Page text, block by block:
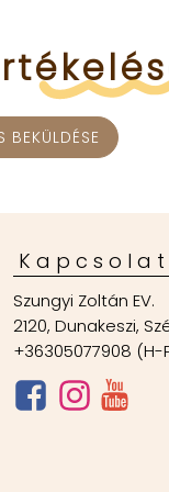
BEKÜLDÉSE
Kapcsolat
Szungyi Zoltán EV.
2120, Dunakeszi,
+36305077908 (H-